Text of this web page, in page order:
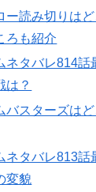
ー読み切りは
ろも紹介
ネタバレ814話
は？
バスターズは
ネタバレ813話
変貌